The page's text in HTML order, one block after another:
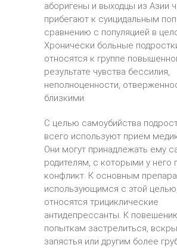
аборигены и выходцы из Азии
прибегают к суицидальным
сравнению с популяцией в
Хронически больные
относятся к группе
результате чувства бессилия,
неполноценности,
близкими.
С целью самоубийства
всего используют прием
Они могут принадлежать ему
родителям, с которыми у него
конфликт. К основным
использующимся с этой целью,
относятся трициклические
антидепрессанты. К
попыткам застрелиться,
запястья или другим более